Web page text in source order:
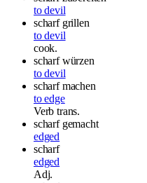
to devil
scharf grillen
to devil
cook.
scharf würzen
to devil
scharf machen
to edge
Verbtrans.
scharf gemacht
edged
scharf
edged
Adj.